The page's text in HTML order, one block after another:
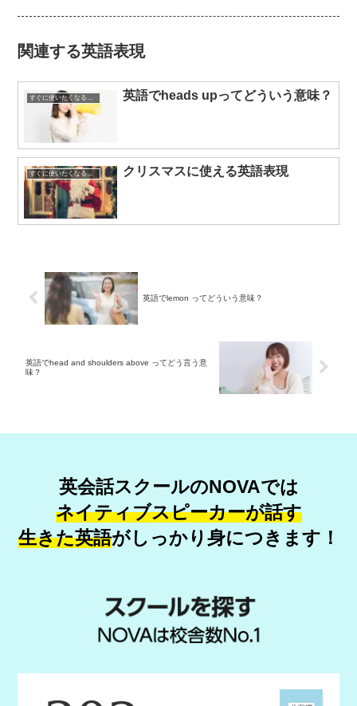
関連する英語表現
すぐに使いたくなる英語表現 英語でheads upってどういう意味？
すぐに使いたくなる英語表現 クリスマスに使える英語表現
英語でlemon ってどういう意味？
英語でhead and shoulders above ってどう言う意
味？
英会話スクールのNOVAでは
ネイティブスピーカーが話す
生きた英語がしっかり身につきます！